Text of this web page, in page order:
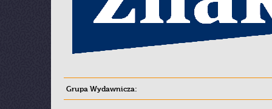
Grupa Wydawnicza: